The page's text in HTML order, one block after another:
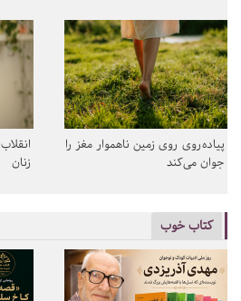
پیاده‌روی روی زمین ناهموار مغز را
جوان می‌کند
زنان
کتاب خوب